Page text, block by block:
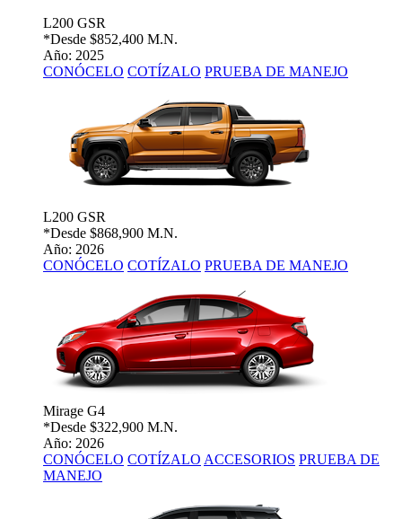
L200 GSR
*Desde $852,400 M.N.
Año: 2025
CONÓCELO COTÍZALO PRUEBA DE MANEJO
L200 GSR
*Desde $868,900 M.N.
Año: 2026
CONÓCELO COTÍZALO PRUEBA DE MANEJO
Mirage G4
*Desde $322,900 M.N.
Año: 2026
CONÓCELO COTÍZALO ACCESORIOS PRUEBA DE
MANEJO